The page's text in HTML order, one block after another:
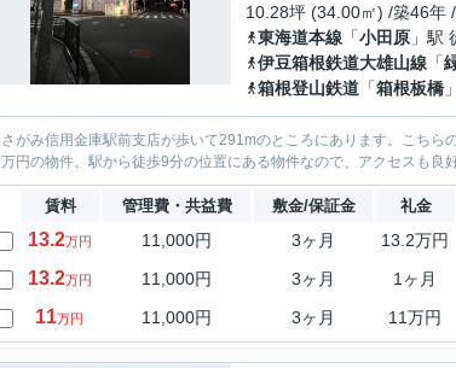
10.28坪 (34.00㎡) /築46年
東海道本線 「小田原 」駅
伊豆箱根鉄道大雄山線 「
箱根登山鉄道 「箱根板橋
さがみ信用金庫駅前支店が歩いて291mのところにあります。こち
万円の物件。駅から徒歩9分の位置にある物件なので、アクセスも良
賃料 管理費・共益費 敷金/保証金 礼金
13.2万円 11,000円 3ヶ月 13.2万円
13.2万円 11,000円 3ヶ月 1ヶ月
11万円 11,000円 3ヶ月 11万円